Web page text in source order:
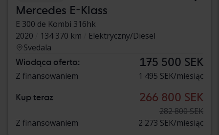
Mercedes E-Klass
E 300 de Kombi 316hk
2020
134 370 km
Elektryczny/Diesel
Svedala
Wiodąca oferta: 175 500 SEK
Z finansowaniem 1 495 SEK/miesiąc
Kup teraz 266 800 SEK
282 800 SEK
Z finansowaniem
2 273 SEK/miesiąc